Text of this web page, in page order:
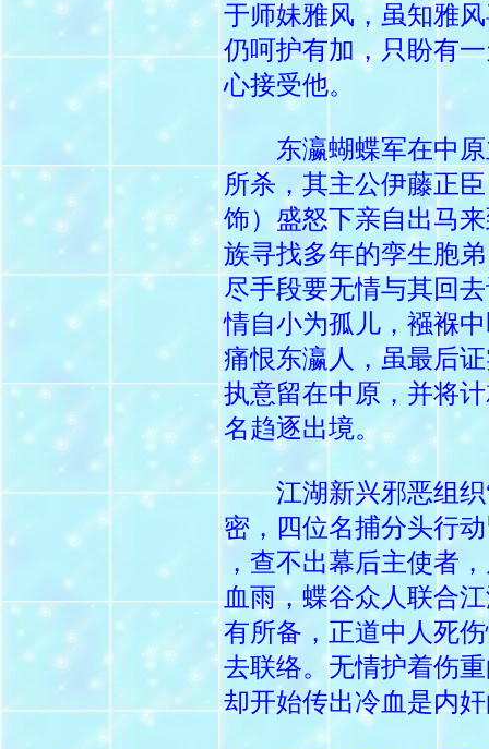
于师妹雅风，虽知雅
仍呵护有加，只盼有
心接受他。
东瀛蝴蝶军在中原
所杀，其主公伊藤正
饰）盛怒下亲自出马
族寻找多年的孪生胞
尽手段要无情与其回
情自小为孤儿，襁褓
痛恨东瀛人，虽最后
执意留在中原，并将
名趋逐出境。
江湖新兴邪恶组织“
密，四位名捕分头行
，查不出幕后主使者
血雨，蝶谷众人联合
有所备，正道中人死
去联络。无情护着伤
却开始传出冷血是内